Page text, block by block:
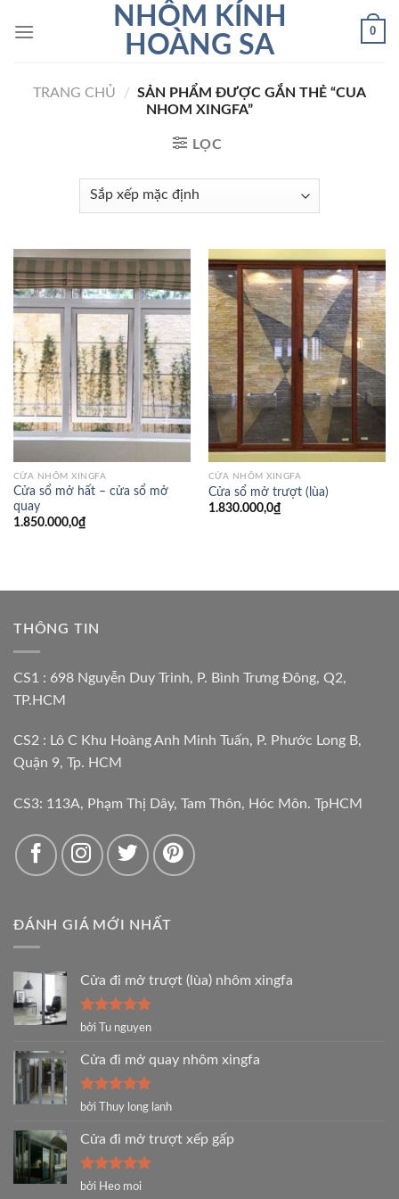
NHÔM KÍNH
HOÀNG SA
0
TRANG CHỦ / SẢN PHẨM ĐƯỢC GẮN THẺ “CUA
NHOM XINGFA”
LỌC
CỬA NHÔM XINGFA
Cửa sổ mở hất – cửa sổ mở
quay
1.850.000,0₫
CỬA NHÔM XINGFA
Cửa sổ mở trượt (lùa)
1.830.000,0₫
THÔNG TIN
CS1 : 698 Nguyễn Duy Trinh, P. Bình Trưng Đông, Q2,
TP.HCM
CS2 : Lô C Khu Hoàng Anh Minh Tuấn, P. Phước Long B,
Quận 9, Tp. HCM
CS3: 113A, Phạm Thị Dây, Tam Thôn, Hóc Môn. TpHCM
ĐÁNH GIÁ MỚI NHẤT
Cửa đi mở trượt (lùa) nhôm xingfa
Được xếp
sao
bởi Tu nguyen
Cửa đi mở quay nhôm xingfa
Được xếp
sao
bởi Thuy long lanh
Cửa đi mở trượt xếp gấp
Được xếp
bởi Heo moi